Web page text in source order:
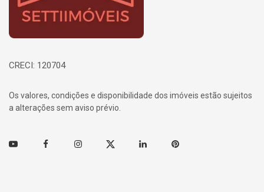
CRECI: 120704
Os valores, condições e disponibilidade dos imóveis estão sujeitos
a alterações sem aviso prévio.
Youtube FacebookInstagramTwitter Linkedin Pinterest